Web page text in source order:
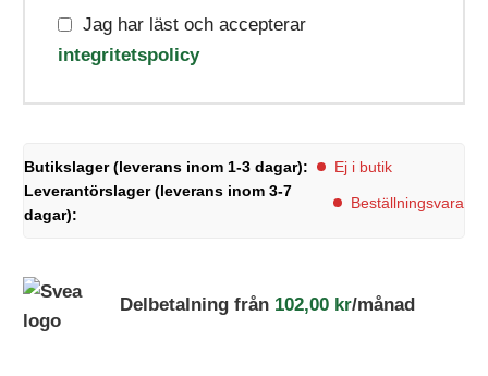
Jag har läst och accepterar
integritetspolicy
Butikslager (leverans inom 1-3 dagar):
Ej i butik
Leverantörslager (leverans inom 3-7
dagar):
Beställningsvara
Delbetalning från 102,00 kr/månad